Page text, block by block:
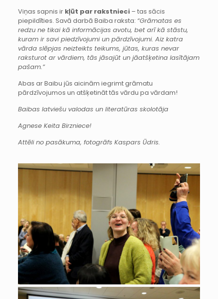
Viņas sapnis ir kļūt par rakstnieci– tas sācis
piepildīties. Savā darbā Baiba raksta: “Grāmatas es
redzu ne tikai kā informācijas avotu, bet arī kā stāstu,
kuram ir savi piedzīvojumi un pārdzīvojumi. Aiz katra
vārda slēpjas neizteikts teikums, jūtas, kuras nevar
raksturot ar vārdiem, tās jāsajūt un jāatšķetina lasītājam
pašam.”
Abas ar Baibu jūs aicinām iegrimt grāmatu
pārdzīvojumos un atšķetināt tās vārdu pa vārdam!
Baibas latviešu valodas un literatūras skolotāja
Agnese Keita Birzniece!
Attēli no pasākuma, fotogrāfs Kaspars Ūdris.